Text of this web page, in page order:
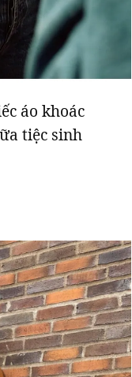
áo khoác
tiệc sinh